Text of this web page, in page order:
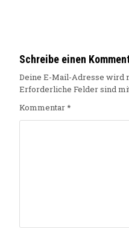
Schreibe einen
Deine E-Mail-Adresse wird
Erforderliche Felder sind
Kommentar*